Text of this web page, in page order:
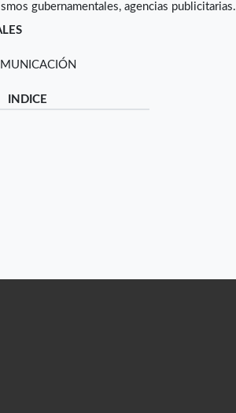
gubernamentales, agencias publicitarias.
INDICE